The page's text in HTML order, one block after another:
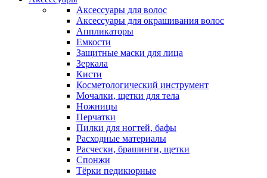
Аксессуары для волос
Аксессуары для окрашивания волос
Аппликаторы
Емкости
Защитные маски для лица
Зеркала
Кисти
Косметологический инструмент
Мочалки, щетки для тела
Ножницы
Перчатки
Пилки для ногтей, бафы
Расходные материалы
Расчески, брашинги, щетки
Спонжи
Тёрки педикюрные